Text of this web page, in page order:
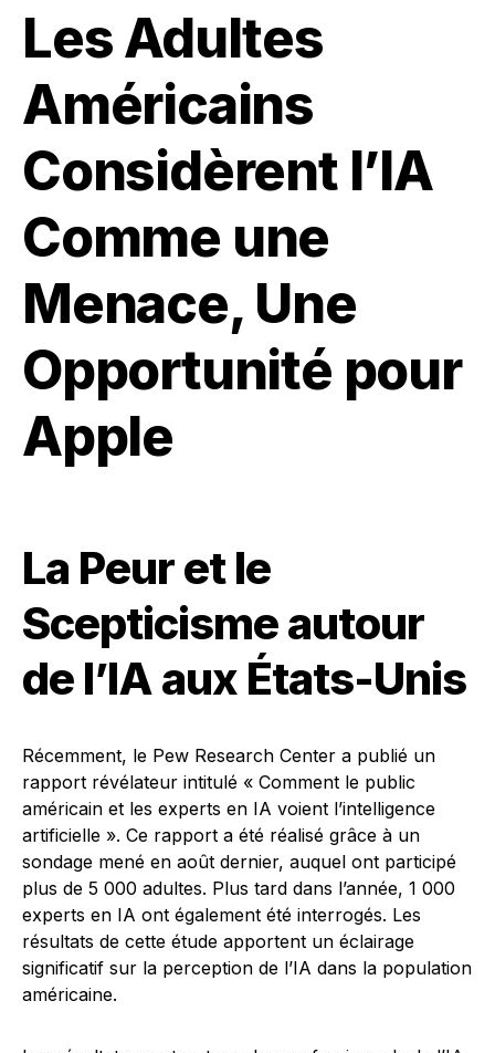
Les Adultes
Américains
Considèrent l’IA
Comme une
Menace, Une
Opportunité pour
Apple
La Peur et le
Scepticisme autour
de l’IA aux États-Unis
Récemment, le Pew Research Center a publié un
rapport révélateur intitulé « Comment le public
américain et les experts en IA voient l’intelligence
artificielle ». Ce rapport a été réalisé grâce à un
sondage mené en août dernier, auquel ont participé
plus de 5 000 adultes. Plus tard dans l’année, 1 000
experts en IA ont également été interrogés. Les
résultats de cette étude apportent un éclairage
significatif sur la perception de l’IA dans la population
américaine.